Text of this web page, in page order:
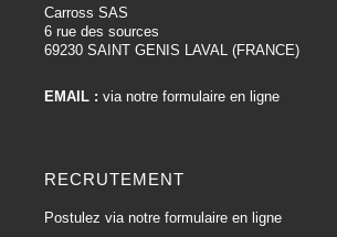
Carross SAS
6 rue des sources
69230 SAINT GENIS LAVAL (FRANCE)
EMAIL : via notre formulaire en ligne
RECRUTEMENT
Postulez via notre formulaire en ligne